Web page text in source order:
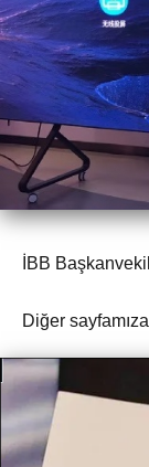
İBB
Diğer